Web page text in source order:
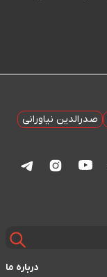
صدرالدین نیاورانی
درباره ما